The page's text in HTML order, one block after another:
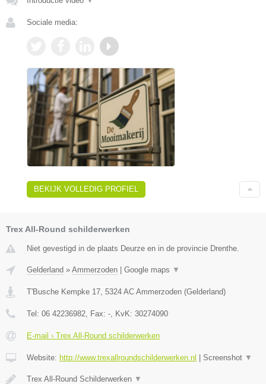
Sociale media:
BEKIJK VOLLEDIG PROFIEL
Trex All-Round schilderwerken
Niet gevestigd in de plaats Deurze en in de provincie Drenthe.
Gelderland » Ammerzoden Google maps ▼
T'Busche Kempke 17 5324 AC Ammerzoden (Gelderland)
Tel: 06 42236982 , Fax: - , KvK: 30274090
E-mail › Trex All-Round schilderwerken
Website: http://www.trexallroundschilderwerken.nl Screenshot ▼
Trex All-Round Schilderwerken ▼